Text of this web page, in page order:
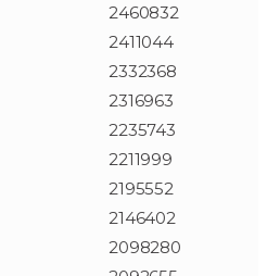
2460832
2411044
2332368
2316963
2235743
2211999
2195552
2146402
2098280